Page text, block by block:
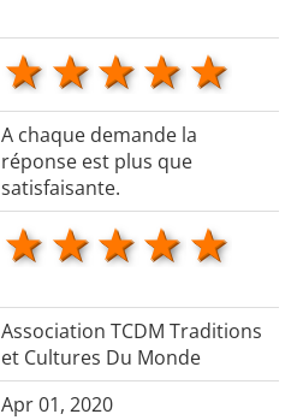
4
3 stars
2 stars
1 star
A chaque demande la
réponse est plus que
satisfaisante.
4
3 stars
2 stars
1 star
Association TCDM Traditions
et Cultures Du Monde
Apr 01, 2020